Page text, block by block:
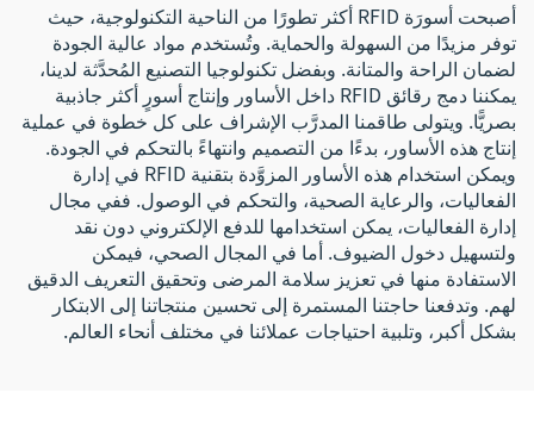
أصبحت أسورَة RFID أكثر تطورًا من الناحية التكنولوجية، حيث
توفر مزيدًا من السهولة والحماية. وتُستخدم مواد عالية الجودة
لضمان الراحة والمتانة. وبفضل تكنولوجيا التصنيع المُحدَّثة لدينا،
يمكننا دمج رقائق RFID داخل الأساور وإنتاج أسورٍ أكثر جاذبية
بصريًّا. ويتولى طاقمنا المدرَّب الإشراف على كل خطوة في عملية
إنتاج هذه الأساور، بدءًا من التصميم وانتهاءً بالتحكم في الجودة.
ويمكن استخدام هذه الأساور المزوَّدة بتقنية RFID في إدارة
الفعاليات، والرعاية الصحية، والتحكم في الوصول. ففي مجال
إدارة الفعاليات، يمكن استخدامها للدفع الإلكتروني دون نقد
ولتسهيل دخول الضيوف. أما في المجال الصحي، فيمكن
الاستفادة منها في تعزيز سلامة المرضى وتحقيق التعريف الدقيق
لهم. وتدفعنا حاجتنا المستمرة إلى تحسين منتجاتنا إلى الابتكار
بشكل أكبر، وتلبية احتياجات عملائنا في مختلف أنحاء العالم.